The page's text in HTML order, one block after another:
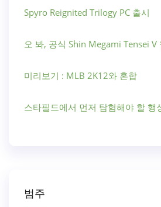
Spyro Reignited Trilogy PC 출시
오 봐, 공식 Shin Megami Tensei V
미리보기 : MLB 2K12와 혼합
스타필드에서 먼저 탐험해야 할 행
범주